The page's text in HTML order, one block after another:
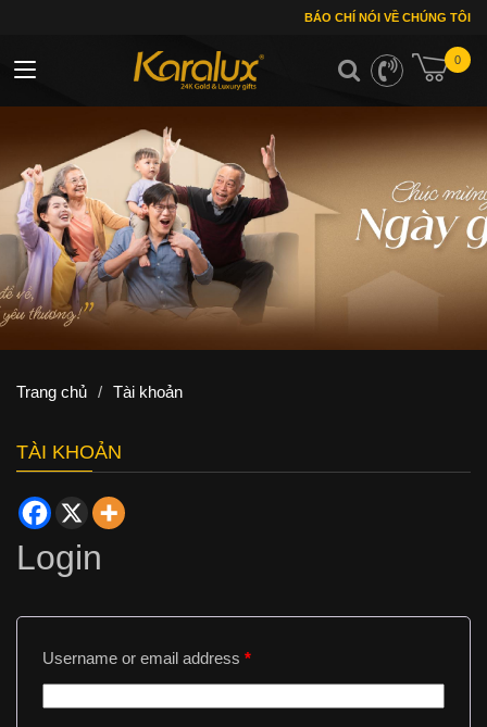
BÁO CHÍ NÓI VỀ CHÚNG TÔI
0
Toggle navigation
Trang chủ / Tài khoản
TÀI KHOẢN
Login
Username or email address *